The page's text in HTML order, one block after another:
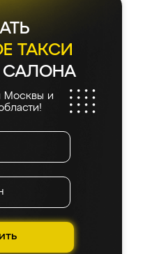
ТАКСИ
САЛОНА
Москвы и